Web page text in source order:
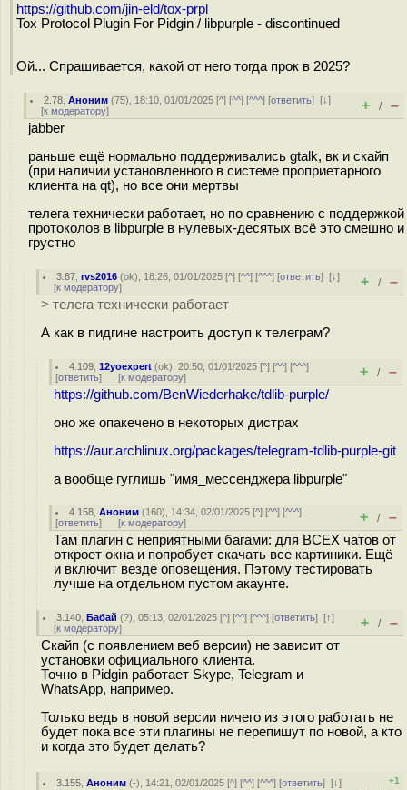
https://github.com/jin-eld/tox-prpl
Tox Protocol Plugin For Pidgin / libpurple - discontinued
Ой... Спрашивается, какой от него тогда прок в 2025?
2.78 ,Аноним (75), 18:10, 01/01/2025 [^] [^^] [^^^] [ответить][↓]
[к модератору] + / –
jabber
раньше ещё нормально поддерживались gtalk, вк и скайп
(при наличии установленного в системе проприетарного
клиента на qt), но все они мертвы
телега технически работает, но по сравнению с поддержкой
протоколов в libpurple в нулевых-десятых всё это смешно и
грустно
3.87 ,rvs2016 (ok), 18:26, 01/01/2025 [^] [^^] [^^^] [ответить][↓]
[к модератору] + / –
> телега технически работает
А как в пидгине настроить доступ к телеграм?
4.109 ,12yoexpert (ok), 20:50, 01/01/2025 [^] [^^] [^^^]
[ответить] [к модератору] + / –
https://github.com/BenWiederhake/tdlib-purple/
оно же опакечено в некоторых дистрах
https://aur.archlinux.org/packages/telegram-tdlib-purple-git
а вообще гуглишь "имя_мессенджера libpurple"
4.158 ,Аноним (160), 14:34, 02/01/2025 [^] [^^] [^^^]
[ответить] [к модератору] + / –
Там плагин с неприятными багами: для ВСЕХ чатов от
откроет окна и попробует скачать все картиники. Ещё
и включит везде оповещения. Пэтому тестировать
лучше на отдельном пустом акаунте.
3.140 ,Бабай (?), 05:13, 02/01/2025 [^] [^^] [^^^] [ответить][↑]
[к модератору] + / –
Скайп (с появлением веб версии) не зависит от
установки официального клиента.
Точно в Pidgin работает Skype, Telegram и
WhatsApp, например.
Только ведь в новой версии ничего из этого работать не
будет пока все эти плагины не перепишут по новой, а кто
и когда это будет делать?
3.155 ,Аноним (-), 14:21, 02/01/2025 [^] [^^] [^^^] [ответить][↓]
+1